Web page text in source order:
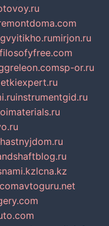
vyitikho.rumirjon.ru
filosofyfree.com
greleon.comsp-or.ru
instrumentgid.ru
lcna.kz
avtoguru.net